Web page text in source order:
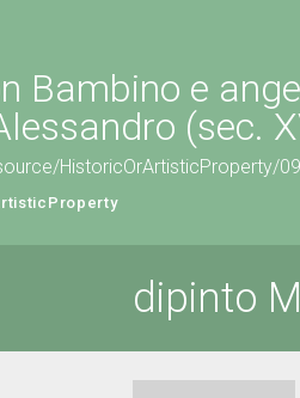
Bambino e
(sec.
HistoricOrArtisticProperty/
dipinto